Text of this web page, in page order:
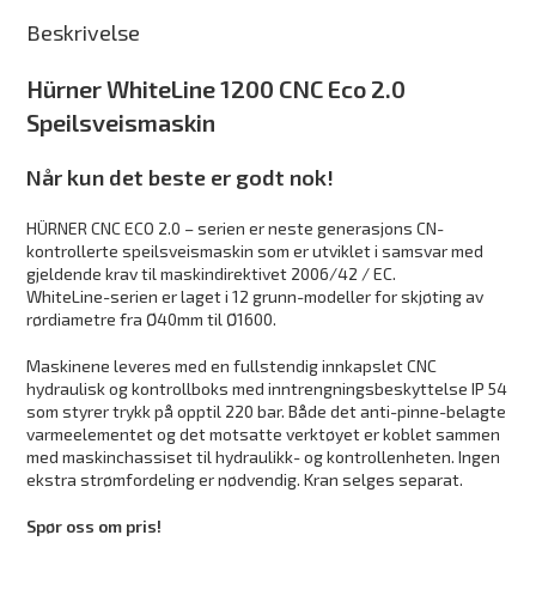
Beskrivelse
Hürner WhiteLine 1200 CNC Eco 2.0
Speilsveismaskin
Når kun det beste er godt nok!
HÜRNER CNC ECO 2.0 – serien er neste generasjons CN-
kontrollerte speilsveismaskin som er utviklet i samsvar med
gjeldende krav til maskindirektivet 2006/42 / EC.
WhiteLine-serien er laget i 12 grunn-modeller for skjøting av
rørdiametre fra Ø40mm til Ø1600.
Maskinene leveres med en fullstendig innkapslet CNC
hydraulisk og kontrollboks med inntrengningsbeskyttelse IP 54
som styrer trykk på opptil 220 bar. Både det anti-pinne-belagte
varmeelementet og det motsatte verktøyet er koblet sammen
med maskinchassiset til hydraulikk- og kontrollenheten. Ingen
ekstra strømfordeling er nødvendig. Kran selges separat.
Spør oss om pris!